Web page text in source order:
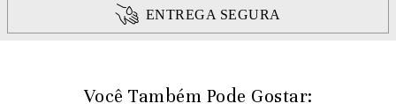
ENTREGA SEGURA
Você Também Pode Gostar: